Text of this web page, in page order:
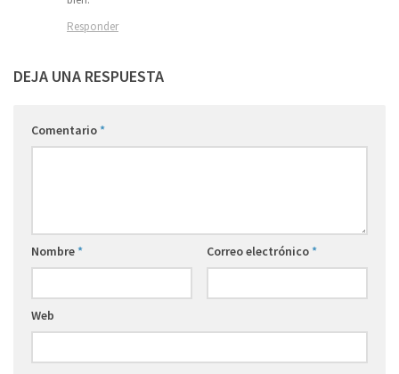
Responder
DEJA UNA RESPUESTA
Comentario*
Nombre* Correo electrónico*
Web